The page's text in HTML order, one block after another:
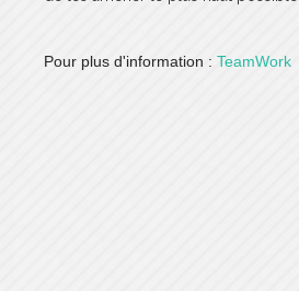
Pour plus d'information : TeamWork